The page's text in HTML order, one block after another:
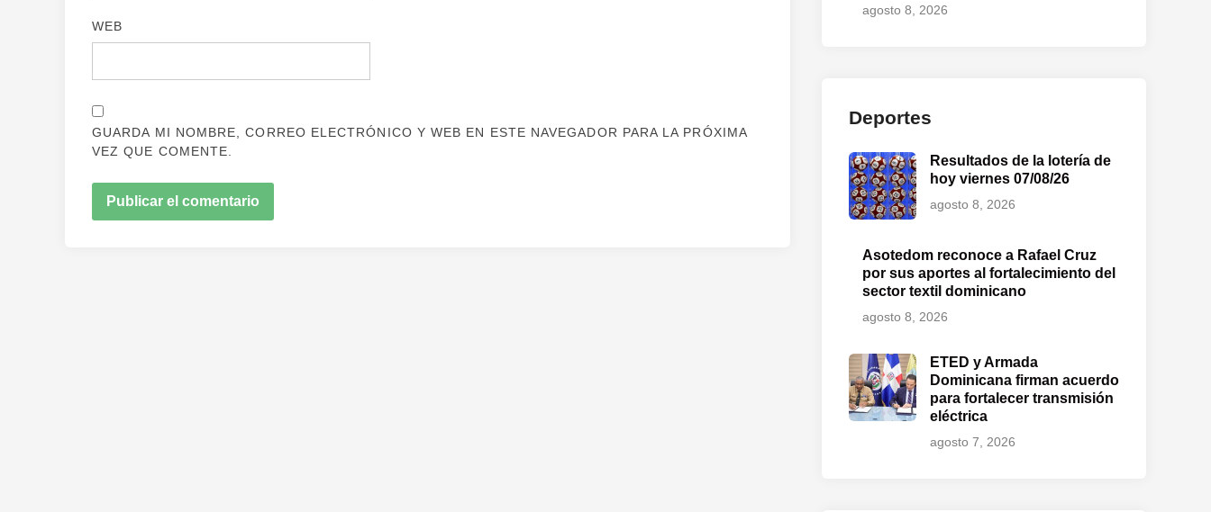
WEB
GUARDA MI NOMBRE, CORREO ELECTRÓNICO Y WEB EN ESTE NAVEGADOR PARA LA PRÓXIMA
VEZ QUE COMENTE.
agosto 8, 2026
Deportes
Resultados de la lotería de
hoy viernes 07/08/26
agosto 8, 2026
Asotedom reconoce a Rafael Cruz
por sus aportes al fortalecimiento del
sector textil dominicano
agosto 8, 2026
ETED y Armada
Dominicana firman acuerdo
para fortalecer transmisión
eléctrica
agosto 7, 2026